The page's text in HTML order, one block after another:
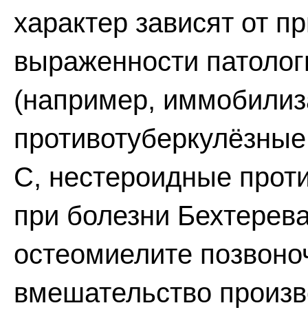
характер зависят от
выраженности
(например,
С, нестероидные
при болезни
остеомиелите
вмешательство